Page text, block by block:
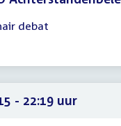
debat
- 22:19 uur